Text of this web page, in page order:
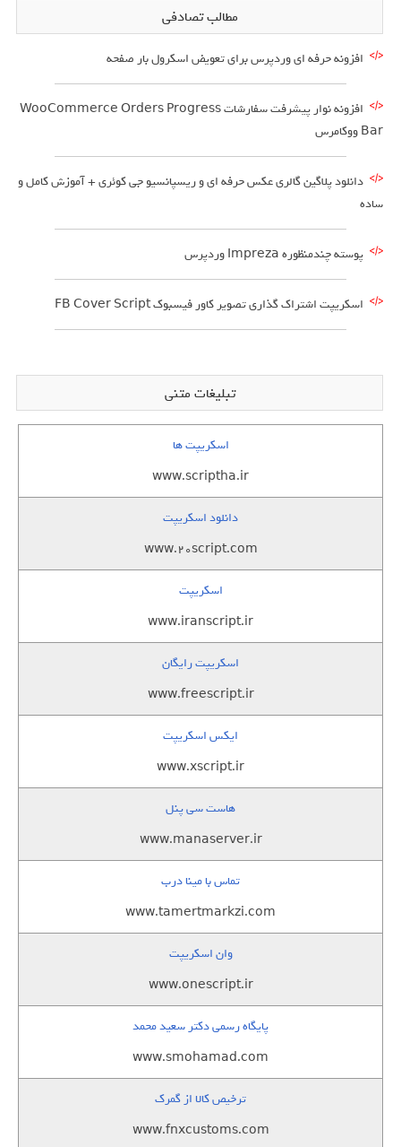
مطالب تصادفی
افزونه حرفه ای وردپرس برای تعویض اسکرول بار صفحه
افزونه نوار پیشرفت سفارشات WooCommerce Orders Progress
Bar ووکامرس
دانلود پلاگین گالری عکس حرفه ای و ریسپانسیو جی کوئری + آموزش کامل و
ساده
پوسته چندمنظوره Impreza وردپرس
اسکریپت اشتراک گذاری تصویر کاور فیسبوک FB Cover Script
تبلیغات متنی
اسکریپت ها
www.scriptha.ir
دانلود اسکریپت
www.20script.com
اسکریپت
www.iranscript.ir
اسکریپت رایگان
www.freescript.ir
ایکس اسکریپت
www.xscript.ir
هاست سی پنل
www.manaserver.ir
تماس با مینا درب
www.tamertmarkzi.com
وان اسکریپت
www.onescript.ir
پایگاه رسمی دکتر سعید محمد
www.smohamad.com
ترخیص کالا از گمرک
www.fnxcustoms.com